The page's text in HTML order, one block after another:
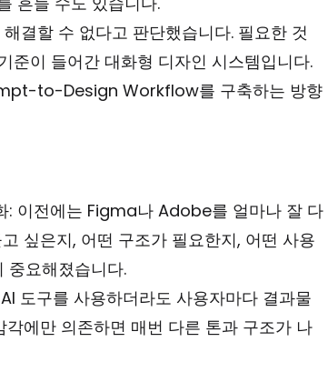
결할 수 없다고 판단했습니다. 필요한 것
준이 들어간 대화형 디자인 시스템입니다.
to-Design Workflow를 구축하는 방향
이전에는 Figma나 Adobe를 얼마나 잘 다
싶은지, 어떤 구조가 필요한지, 어떤 사용
중요해졌습니다.
도구를 사용하더라도 사용자마다 결과물
에만 의존하면 매번 다른 톤과 구조가 나